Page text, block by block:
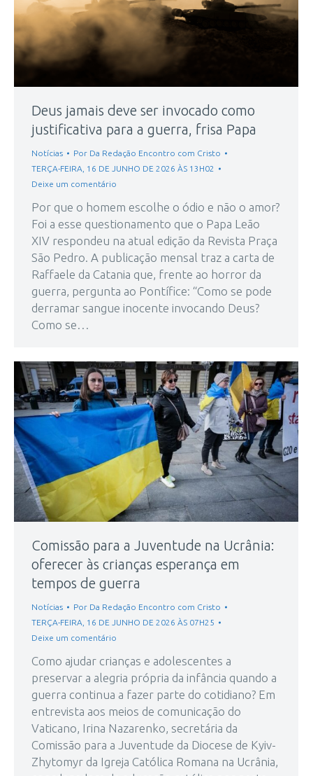
Deus jamais deve ser invocado como
justificativa para a guerra, frisa Papa
Notícias Por Da Redação Encontro com Cristo
TERÇA-FEIRA, 16 DE JUNHO DE 2026 ÀS 13H02
Deixe um comentário
Por que o homem escolhe o ódio e não o amor?
Foi a esse questionamento que o Papa Leão
XIV respondeu na atual edição da Revista Praça
São Pedro. A publicação mensal traz a carta de
Raffaele da Catania que, frente ao horror da
guerra, pergunta ao Pontífice: “Como se pode
derramar sangue inocente invocando Deus?
Como se…
Comissão para a Juventude na Ucrânia:
oferecer às crianças esperança em
tempos de guerra
Notícias Por Da Redação Encontro com Cristo
TERÇA-FEIRA, 16 DE JUNHO DE 2026 ÀS 07H25
Deixe um comentário
Como ajudar crianças e adolescentes a
preservar a alegria própria da infância quando a
guerra continua a fazer parte do cotidiano? Em
entrevista aos meios de comunicação do
Vaticano, Irina Nazarenko, secretária da
Comissão para a Juventude da Diocese de Kyiv-
Zhytomyr da Igreja Católica Romana na Ucrânia,